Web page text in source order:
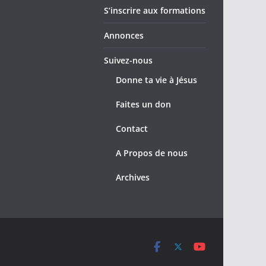
S’inscrire aux formations
Annonces
Suivez-nous
Donne ta vie à Jésus
Faites un don
Contact
A Propos de nous
Archives